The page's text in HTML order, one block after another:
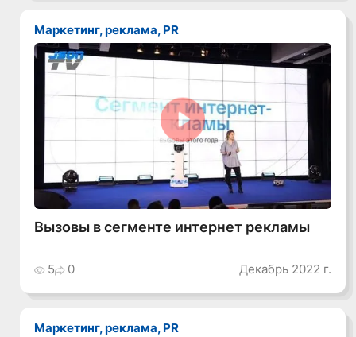
Маркетинг, реклама, PR
Смотреть видео
Вызовы в сегменте интернет рекламы
5 0 Декабрь 2022 г.
Маркетинг, реклама, PR